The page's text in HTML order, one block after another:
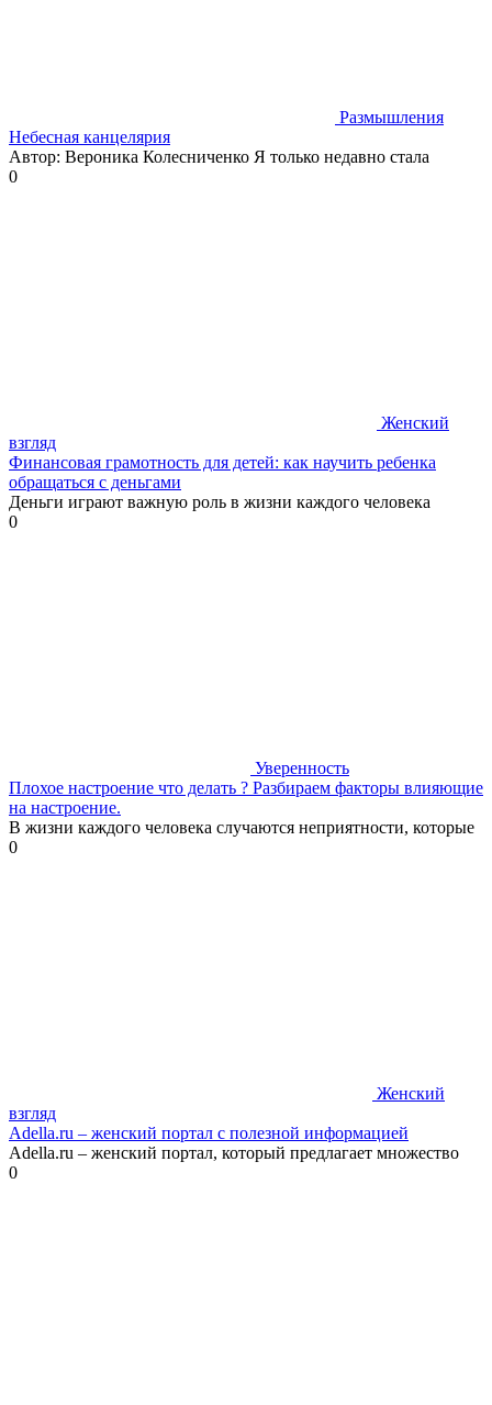
Размышления
Небесная канцелярия
Автор: Вероника Колесниченко Я только недавно стала
0
Женский
взгляд
Финансовая грамотность для детей: как научить ребенка
обращаться с деньгами
Деньги играют важную роль в жизни каждого человека
0
Уверенность
Плохое настроение что делать ? Разбираем факторы влияющие
на настроение.
В жизни каждого человека случаются неприятности, которые
0
Женский
взгляд
Adella.ru – женский портал с полезной информацией
Adella.ru – женский портал, который предлагает множество
0